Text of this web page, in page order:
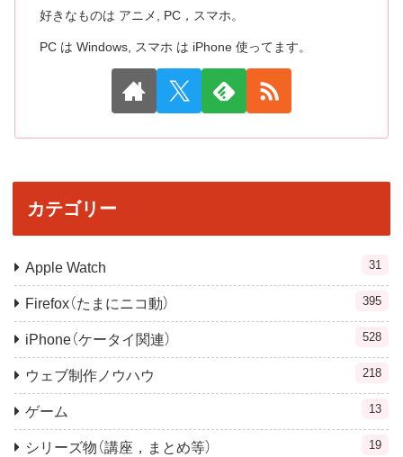
好きなものは アニメ, PC，スマホ。
PC は Windows, スマホ は iPhone 使ってます。
カテゴリー
Apple Watch 31
Firefox（たまにニコ動） 395
iPhone（ケータイ関連） 528
ウェブ制作ノウハウ 218
ゲーム 13
シリーズ物（講座，まとめ等） 19